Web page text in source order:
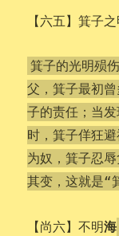
【六五】箕子
箕子的光明殒
父，箕子最初
子的责任；当
时，箕子佯狂
为奴，箕子忍
其变，这就是“
【尚六】不明海